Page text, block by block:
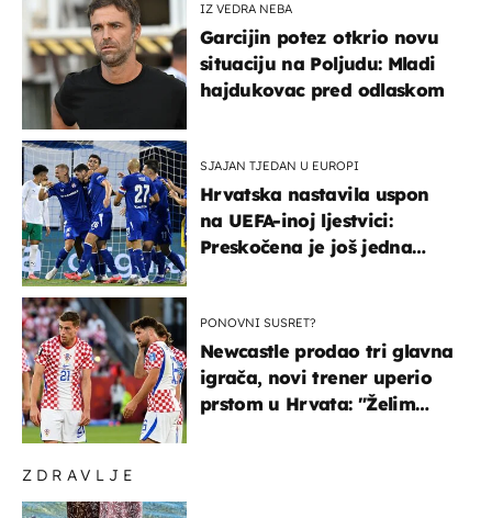
ZDRAVLJE
IZ VEDRA NEBA
Garcijin potez otkrio novu
situaciju na Poljudu: Mladi
hajdukovac pred odlaskom
SJAJAN TJEDAN U EUROPI
Hrvatska nastavila uspon
na UEFA-inoj ljestvici:
Preskočena je još jedna
PONOVNI SUSRET?
Newcastle prodao tri glavna
igrača, novi trener uperio
prstom u Hrvata: "Želim